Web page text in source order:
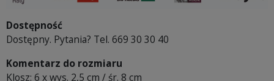
Dostępność
Dostępny. Pytania? Tel. 669 30 30 40
Komentarz do rozmiaru
Klosz: 6 x wys. 2,5 cm / śr. 8 cm